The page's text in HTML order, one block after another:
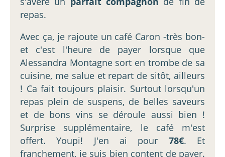
repas.
Avec ça, je rajoute un café Caron -très bon-
et c'est l'heure de payer lorsque que
Alessandra Montagne sort en trombe de sa
cuisine, me salue et repart de sitôt, ailleurs
! Ca fait toujours plaisir. Surtout lorsqu'un
repas plein de suspens, de belles saveurs
et de bons vins se déroule aussi bien !
Surprise supplémentaire, le café m'est
offert. Youpi! J'en ai pour 78€. Et
franchement, je suis bien content de payer.